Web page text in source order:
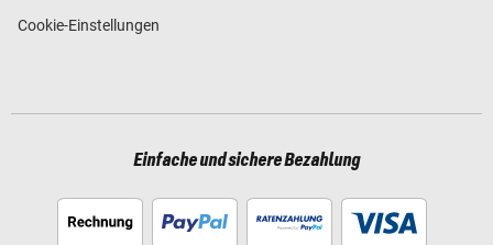
Cookie-Einstellungen
Einfache und sichere Bezahlung